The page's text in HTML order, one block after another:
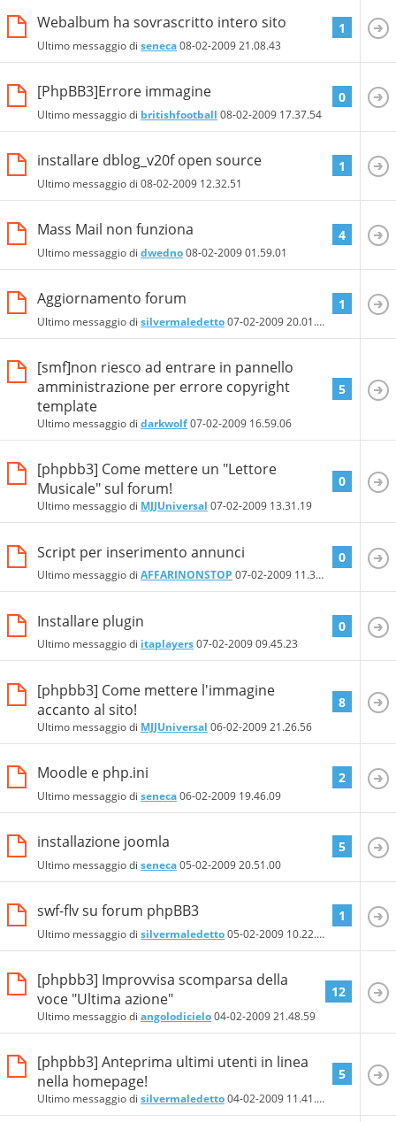
Webalbum ha sovrascritto intero sito
Ultimo messaggio di seneca08-02-200921.08.43
1
[PhpBB3]Errore immagine
Ultimo messaggio di britishfootball 08-02-2009 17.37.54
0
installare dblog_v20f open source
Ultimo messaggio di 08-02-2009 12.32.51
1
Mass Mail non funziona
Ultimo messaggio di dwedno08-02-200901.59.01
4
Aggiornamento forum
Ultimo messaggio di silvermaledetto07-02-200920.01.25
1
[smf]non riesco ad entrare in pannello
amministrazione per errore copyright
template
Ultimo messaggio di darkwolf07-02-2009 16.59.06
5
[phpbb3] Come mettere un "Lettore
Musicale" sul forum!
Ultimo messaggio di MJJUniversal 07-02-2009 13.31.19
0
Script per inserimento annunci
Ultimo messaggio di AFFARINONSTOP 07-02-2009 11.35.27
0
Installare plugin
Ultimo messaggio di itaplayers07-02-200909.45.23
0
[phpbb3] Come mettere l'immagine
accanto al sito!
Ultimo messaggio di MJJUniversal 06-02-200921.26.56
8
Moodle e php.ini
Ultimo messaggio di seneca06-02-2009 19.46.09
2
installazione joomla
Ultimo messaggio di seneca05-02-200920.51.00
5
swf-flv su forum phpBB3
Ultimo messaggio di silvermaledetto05-02-2009 10.22.50
1
[phpbb3] Improvvisa scomparsa della
voce "Ultima azione"
Ultimo messaggio di angolodicielo04-02-200921.48.59
12
[phpbb3] Anteprima ultimi utenti in linea
nella homepage!
Ultimo messaggio di silvermaledetto04-02-2009 11.41.44
5